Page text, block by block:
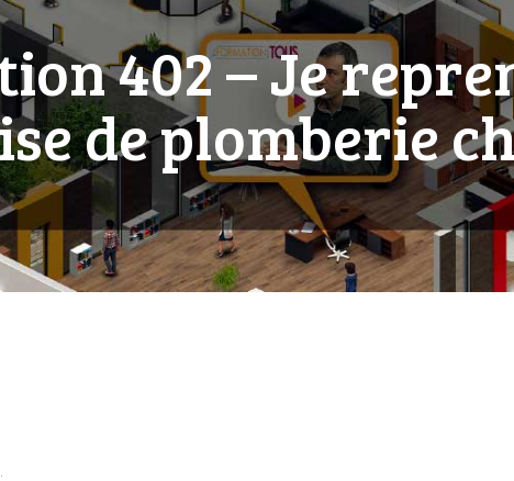
402 – Je
de plomberie
MARQUE
BLANCHE/SCORM